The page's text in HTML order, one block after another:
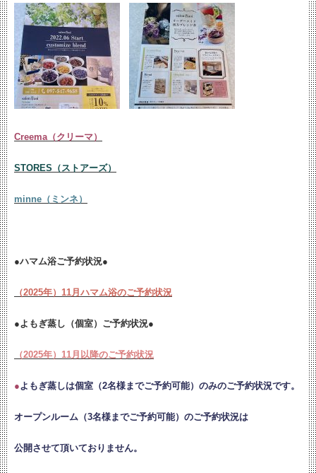
Creema（クリーマ）
STORES（ストアーズ）
minne（ミンネ）
●ハマム浴ご予約状況●
（2025年）11月ハマム浴のご予約状況
●よもぎ蒸し（個室）ご予約状況●
（2025年）11月以降のご予約状況
●よもぎ蒸しは個室（2名様までご予約可能）のみのご予約状況です。
オープンルーム（3名様までご予約可能）のご予約状況は
公開させて頂いておりません。